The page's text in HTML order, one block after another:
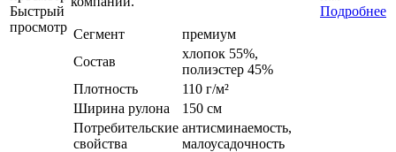
Быстрый
просмотр Сегмент
премиум
Состав
хлопок 55%,
полиэстер 45%
Плотность
110 г/м²
Ширина рулона
150 см
Потребительские
свойства
антисминаемость,
малоусадочность
Подробнее